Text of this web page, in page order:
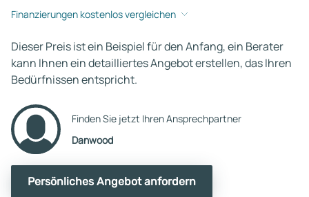
Finanzierungen kostenlos vergleichen
Dieser Preis ist ein Beispiel für den Anfang, ein Berater
kann Ihnen ein detailliertes Angebot erstellen, das Ihren
Bedürfnissen entspricht.
Finden Sie jetzt Ihren Ansprechpartner
Danwood
Persönliches Angebot anfordern